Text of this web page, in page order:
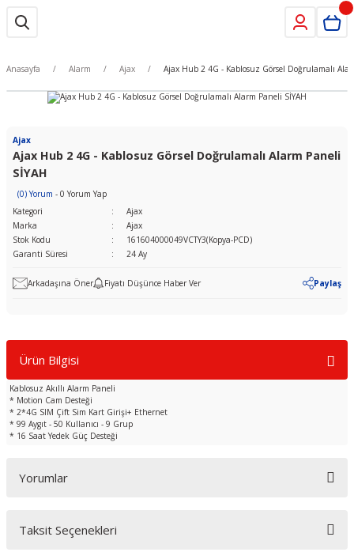
Anasayfa Alarm Ajax Ajax Hub 2 4G - Kablosuz Görsel Doğrulamalı
Ajax
Ajax Hub 2 4G - Kablosuz Görsel Doğrulamalı Alarm Paneli
SİYAH
(0) Yorum - 0 Yorum Yap
Kategori
Ajax
Marka
Ajax
Stok Kodu
161604000049VCTY3(Kopya-PCD)
Garanti Süresi
24 Ay
Arkadaşına Öner Fiyatı Düşünce Haber Ver Paylaş
Ürün Bilgisi
Kablosuz Akıllı Alarm Paneli
* Motion Cam Desteği
* 2*4G SIM Çift Sim Kart Girişi+ Ethernet
* 99 Aygıt - 50 Kullanıcı - 9 Grup
* 16 Saat Yedek Güç Desteği
Yorumlar
Bu ürüne ilk yorumu siz yapın!
Taksit Seçenekleri